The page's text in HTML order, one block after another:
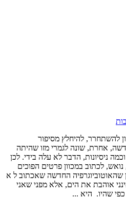
להשתחרר, להיחלץ מסיפור
אחרת, שונה לגמרי מזו שהיתה
ניסיונות, הדבר לא עלה בידי. לכן
נואש, לכתוב במכוון פרטים הפוכים
שהאוטוביוגרפיה החדשה שאכתוב ל א
אוהבת את הים, אלא מפני שאני
שהיו. היא ...